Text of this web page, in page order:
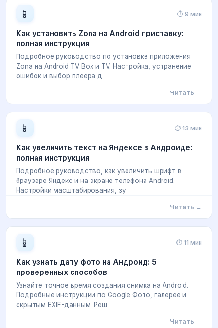
📱 ⏱ 9 мин
Как установить Zona на Android приставку:
полная инструкция
Подробное руководство по установке приложения
Zona на Android TV Box и TV. Настройка, устранение
ошибок и выбор плеера д
Читать →
📱 ⏱ 13 мин
Как увеличить текст на Яндексе в Андроиде:
полная инструкция
Подробное руководство, как увеличить шрифт в
браузере Яндекс и на экране телефона Android.
Настройки масштабирования, зу
Читать →
📱 ⏱ 11 мин
Как узнать дату фото на Андроид: 5
проверенных способов
Узнайте точное время создания снимка на Android.
Подробные инструкции по Google Фото, галерее и
скрытым EXIF-данным. Реш
Читать →